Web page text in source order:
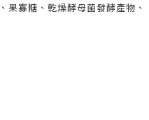
果寡糖、乾燥酵母菌發酵產物、